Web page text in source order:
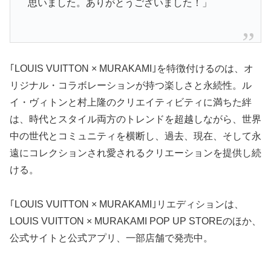
思いました。ありがとうございました！」
｢LOUIS VUITTON × MURAKAMI｣を特徴付けるのは、オ
リジナル・コラボレーションが持つ楽しさと永続性。ル
イ・ヴィトンと村上隆のクリエイティビティに満ちた絆
は、時代とスタイル両方のトレンドを超越しながら、世界
中の世代とコミュニティを横断し、過去、現在、そして永
遠にコレクションされ愛されるクリエーションを提供し続
ける。
｢LOUIS VUITTON × MURAKAMI｣リエディションは、
LOUIS VUITTON × MURAKAMI POP UP STOREのほか、
公式サイトと公式アプリ、一部店舗で発売中。